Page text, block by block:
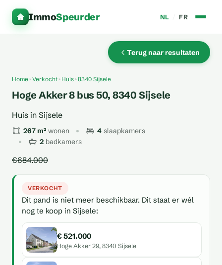
ImmoSpeurder NL FR
Terug naar resultaten
Home Verkocht Huis 8340 Sijsele
Hoge Akker 8 bus 50, 8340 Sijsele
Huis in Sijsele
267 m² wonen 4 slaapkamers
2 badkamers
€684.000
VERKOCHT
Dit pand is niet meer beschikbaar. Dit staat er wél
nog te koop in Sijsele:
€ 521.000
Hoge Akker 29, 8340 Sijsele